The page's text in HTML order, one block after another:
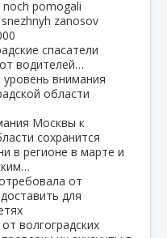
спасатели
водителей…
внимания
области
в регионе в марте и
от
для